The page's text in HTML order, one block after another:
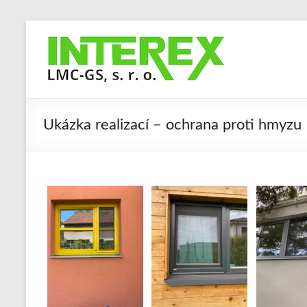
Interex
LMC-
s.
o.
Stroje
zařízení
pro
Ukázka realizací – ochrana proti hmyzu